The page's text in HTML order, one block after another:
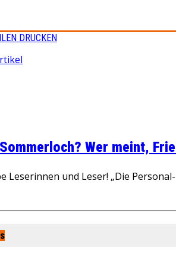
DRUCKEN
Wer meint,
Leserinnen und Leser! „Die